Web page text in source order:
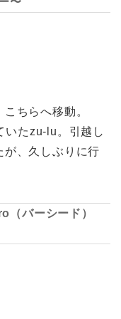
ちらへ移動。
いたzu-lu。引越し
が、久しぶりに行
（バーシード）